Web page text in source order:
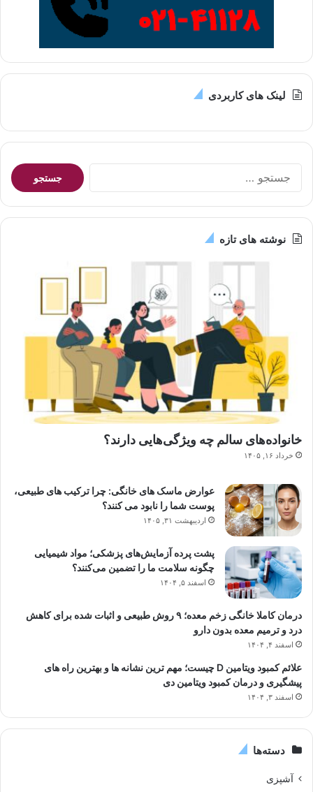
لینک های کاربردی
س
ا
:
نوشته های تازه
خانواده‌های سالم چه ویژگی‌هایی دارند؟
خرداد ۱۶, ۱۴۰۵
عوارض ماسک های خانگی: چرا ترکیب های طبیعی،
پوست شما را نابود می کنند؟
اردیبهشت ۳۱, ۱۴۰۵
پشت پرده آزمایش‌های پزشکی؛ مواد شیمیایی
چگونه سلامت ما را تضمین می‌کنند؟
اسفند ۵, ۱۴۰۴
درمان کاملا خانگی زخم معده؛ ۹ روش طبیعی و اثبات شده برای کاهش
درد و ترمیم معده بدون دارو
اسفند ۴, ۱۴۰۴
علائم کمبود ویتامین D چیست؛ مهم ترین نشانه ها و بهترین راه های
پیشگیری و درمان کمبود ویتامین دی
اسفند ۳, ۱۴۰۴
دسته‌ها
آشپزی